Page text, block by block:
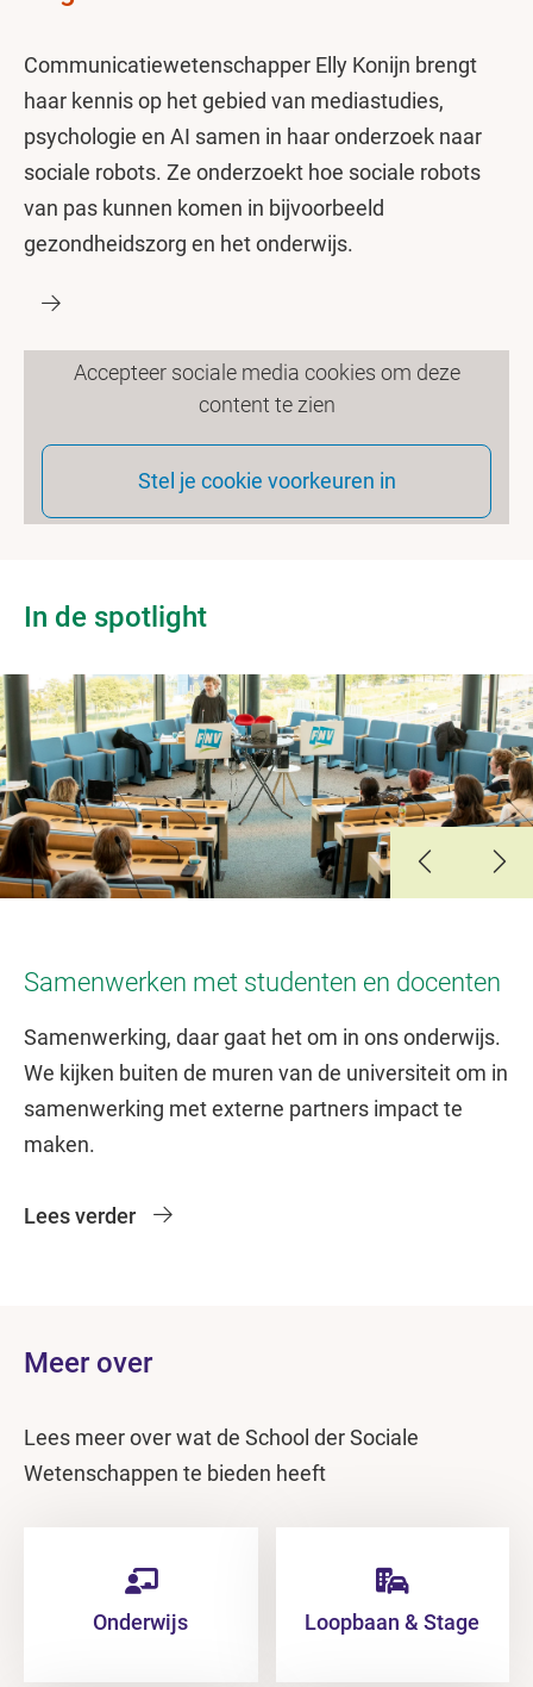
Communicatiewetenschapper Elly Konijn brengt
haar kennis op het gebied van mediastudies,
psychologie en AI samen in haar onderzoek naar
sociale robots. Ze onderzoekt hoe sociale robots
van pas kunnen komen in bijvoorbeeld
gezondheidszorg en het onderwijs.
Accepteer sociale media cookies om deze
content te zien
Stel je cookie voorkeuren in
In de spotlight
Samenwerken met studenten en docenten
Samenwerking, daar gaat het om in ons onderwijs.
We kijken buiten de muren van de universiteit om in
samenwerking met externe partners impact te
maken.
Lees verder
Meer over
Lees meer over wat de School der Sociale
Wetenschappen te bieden heeft
Onderwijs Loopbaan & Stage